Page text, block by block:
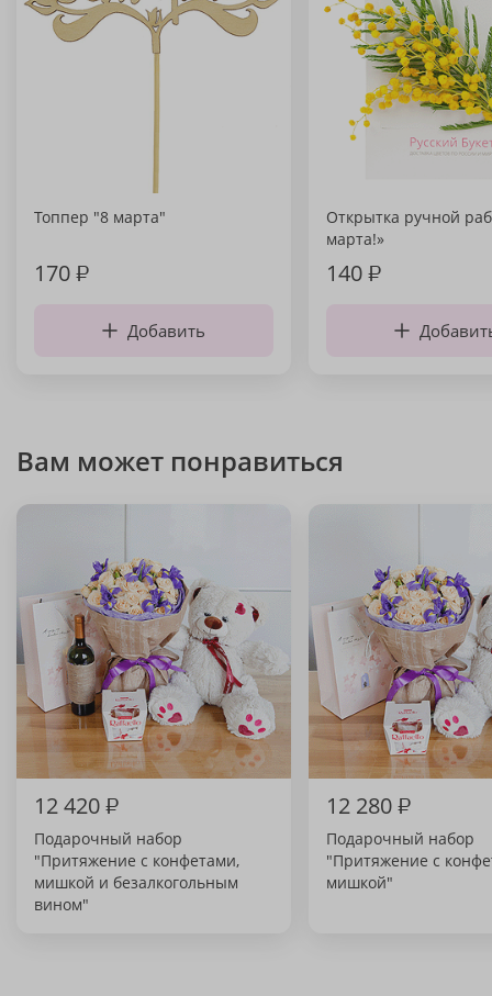
Топпер "8 марта"
170₽
Добавить
Открытка ручной
марта!»
140₽
Вам может понравиться
12 420₽
Подарочный набор
"Притяжение с конфетами,
мишкой и безалкогольным
вином"
12 280₽
Подарочный набор
"Притяжение с
мишкой"